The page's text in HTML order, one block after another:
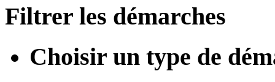
Filtrer les démarches
Choisir un type de